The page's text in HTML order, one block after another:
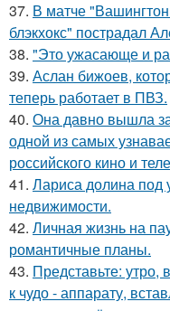
37. В матче
блэкхокс" пострадал
38. "Это ужасающе и
39. Аслан бижоев,
теперь работает в ПВЗ.
40. Она давно вышла
одной из самых
российского кино и
41. Лариса долина под
недвижимости.
42. Личная жизнь на
романтичные планы.
43. Представьте: утро,
к чудо - аппарату,